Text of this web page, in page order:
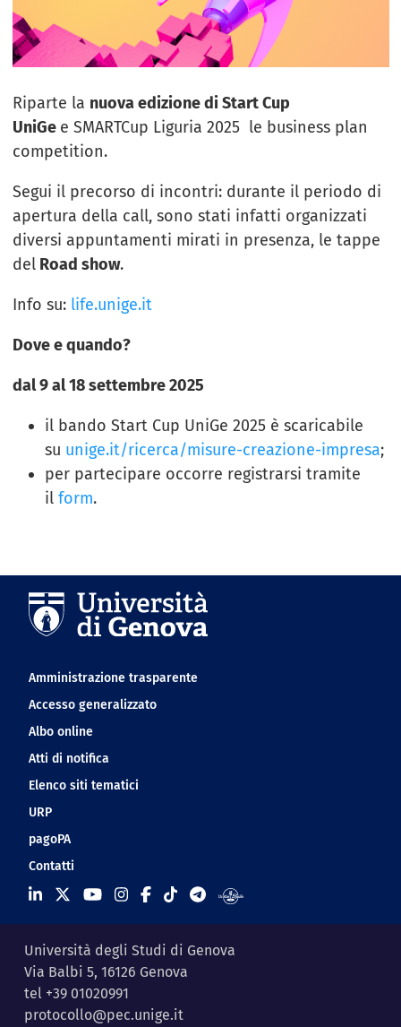
Riparte la nuova edizione di Start Cup
UniGe e SMARTCup Liguria 2025 le business plan
competition.
Segui il precorso di incontri: durante il periodo di
apertura della call, sono stati infatti organizzati
diversi appuntamenti mirati in presenza, le tappe
delRoad show.
Info su: life.unige.it
Dove e quando?
dal 9 al 18 settembre 2025
il bando Start Cup UniGe 2025 è scaricabile
su unige.it/ricerca/misure-creazione-impresa;
per partecipare occorre registrarsi tramite
il form.
Navigation footer
Amministrazione trasparente
Accesso generalizzato
Albo online
Atti di notifica
Elenco siti tematici
URP
pagoPA
Contatti
Università degli Studi di Genova
Via Balbi 5, 16126 Genova
tel +39 01020991
protocollo@pec.unige.it